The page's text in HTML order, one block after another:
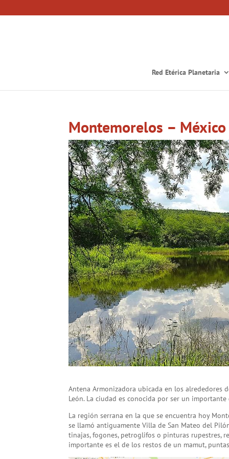
Red Etérica Planetaria
Montemorelos – México
Antena Armonizadora ubicada en los alrededores
León. La ciudad es conocida por ser un
La región serrana en la que se encuentra hoy
se llamó antiguamente Villa de San Mateo del
tinajas, fogones, petroglifos o pinturas rupestres,
importante es el de los restos de un mamut,